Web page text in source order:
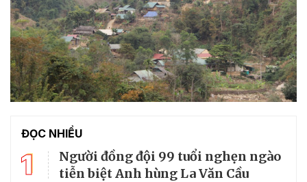
ĐỌC NHIỀU
1
Người đồng đội 99 tuổi nghẹn ngào
tiễn biệt Anh hùng La Văn Cầu